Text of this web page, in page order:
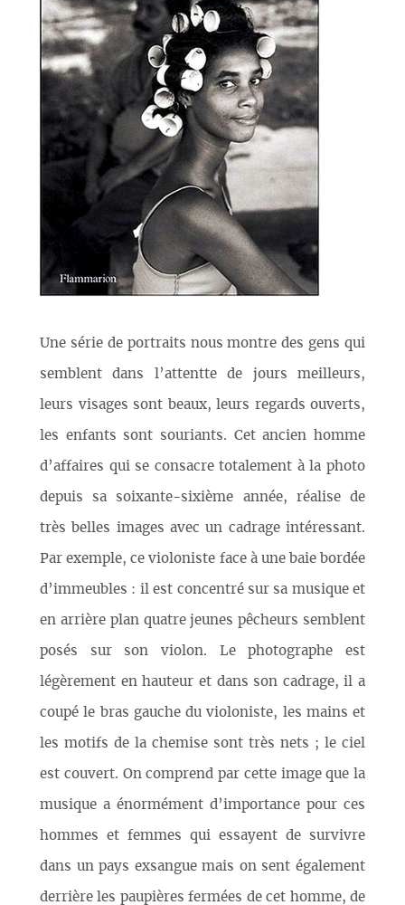
Une série de portraits nous montre des gens qui
semblent dans l’attentte de jours meilleurs,
leurs visages sont beaux, leurs regards ouverts,
les enfants sont souriants. Cet ancien homme
d’affaires qui se consacre totalement à la photo
depuis sa soixante-sixième année, réalise de
très belles images avec un cadrage intéressant.
Par exemple, ce violoniste face à une baie bordée
d’immeubles : il est concentré sur sa musique et
en arrière plan quatre jeunes pêcheurs semblent
posés sur son violon. Le photographe est
légèrement en hauteur et dans son cadrage, il a
coupé le bras gauche du violoniste, les mains et
les motifs de la chemise sont très nets ; le ciel
est couvert. On comprend par cette image que la
musique a énormément d’importance pour ces
hommes et femmes qui essayent de survivre
dans un pays exsangue mais on sent également
derrière les paupières fermées de cet homme, de